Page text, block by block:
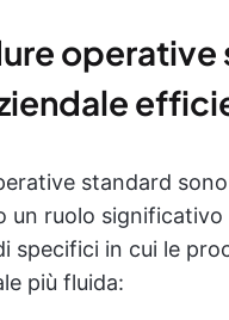
standard
un ruolo
specifici in cui le
più fluida: